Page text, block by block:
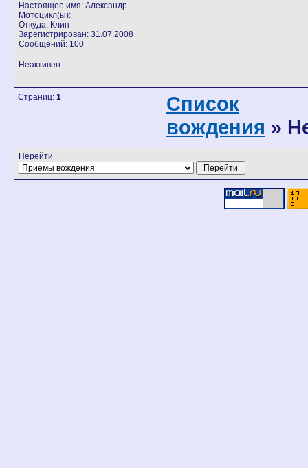
Настоящее имя: Александр
Мотоцикл(ы):
Откуда: Клин
Зарегистрирован: 31.07.2008
Сообщений: 100
Неактивен
Страниц: 1 Список
вождения »
Перейти